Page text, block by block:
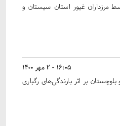
مرزداران غیور استان سیستان و
16:05 - 2 مهر 1400
بر اثر بارندگی‌های رگباری